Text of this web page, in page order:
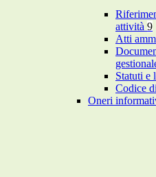
attività 9
Atti
Statuti e
Codice
Oneri